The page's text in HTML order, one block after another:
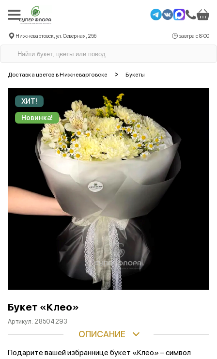
Нижневартовск, ул. Северная, 25б завтра с 8:00
Доставка цветов в Нижневартовске > Букеты
ХИТ!
Новинка!
Букет «Клео»
Артикул: 28504293
ОПИСАНИЕ
Подарите вашей избраннице букет «Клео» – символ